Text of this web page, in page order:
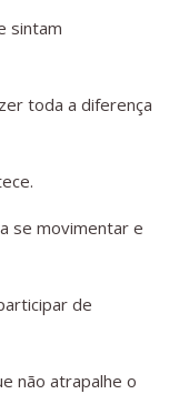
sintam
toda a diferença
se movimentar e
de
não atrapalhe o